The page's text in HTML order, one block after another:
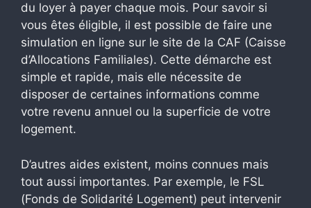
du loyer à payer chaque mois. Pour savoir si
vous êtes éligible, il est possible de faire une
simulation en ligne sur le site de la CAF (Caisse
d’Allocations Familiales). Cette démarche est
simple et rapide, mais elle nécessite de
disposer de certaines informations comme
votre revenu annuel ou la superficie de votre
logement.
D’autres aides existent, moins connues mais
tout aussi importantes. Par exemple, le FSL
(Fonds de Solidarité Logement) peut intervenir